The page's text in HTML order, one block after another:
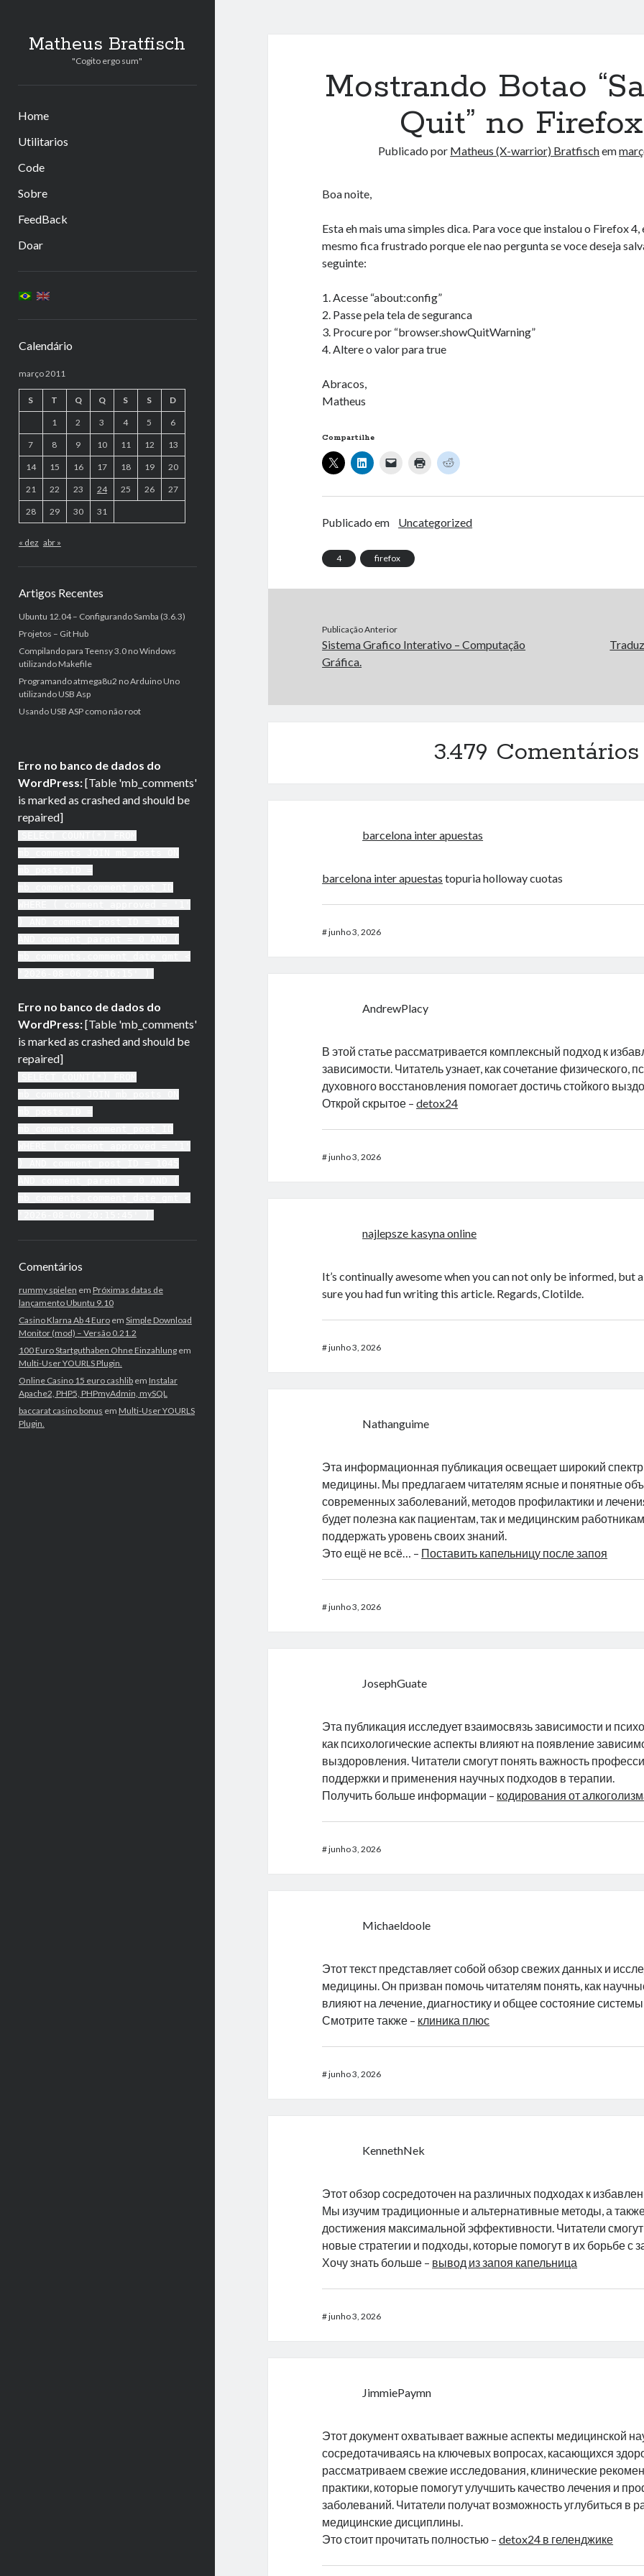
Matheus Bratfisch
"Cogito ergo sum"
Home
Utilitarios
Code
Sobre
FeedBack
Doar
Lateral
Calendário
março 2011
S T Q Q S S D
1 2 3 4 5 6
7 8 9 10 11 12 13
14 15 16 17 18 19 20
21 22 23 24 25 26 27
28 29 30 31
« dez abr »
Artigos Recentes
Ubuntu 12.04 – Configurando Samba (3.6.3)
Projetos – Git Hub
Compilando para Teensy 3.0 no Windows
utilizando Makefile
Programando atmega8u2 no Arduino Uno
utilizando USB Asp
Usando USB ASP como não root
Erro no banco de dados do
WordPress:[Table 'mb_comments'
is marked as crashed and should be
repaired]
Erro no banco de dados do
WordPress:[Table 'mb_comments'
is marked as crashed and should be
repaired]
Comentários
rummy spielen em Próximas datas de
lançamento Ubuntu 9.10
Casino Klarna Ab 4 Euroem Simple Download
Monitor (mod) – Versão 0.21.2
100 Euro Startguthaben Ohne Einzahlungem
Multi-User YOURLS Plugin.
Online Casino 15 euro cashlibem Instalar
Apache2, PHP5, PHPmyAdmin, mySQL
baccarat casino bonus em Multi-User YOURLS
Plugin.
Mostrando Botao
Quit” no
Publicado por Matheus (X-warrior) Bratfischem
Boa noite,
Esta eh mais uma simples dica. Para voce que instalou o Firefox
mesmo fica frustrado porque ele nao pergunta se voce deseja
seguinte:
1. Acesse “about:config”
2. Passe pela tela de seguranca
3. Procure por “browser.showQuitWarning”
4. Altere o valor para true
Abracos,
Matheus
Compartilhe
Publicado em Uncategorized
4 firefox
Publicação Anterior
Sistema Grafico Interativo – Computação
Gráfica.
3.479 Comentários
barcelona inter apuestas
barcelona inter apuestas topuria holloway cuotas
#junho 3, 2026
AndrewPlacy
В этой статье рассматривается комплексный подход к
зависимости. Читатель узнает, как сочетание физического,
духовного восстановления помогает достичь стойкого
Открой скрытое –detox24
#junho 3, 2026
najlepsze kasyna online
It’s continually awesome when you can not only be informed, but
sure you had fun writing this article. Regards, Clotilde.
#junho 3, 2026
Nathanguime
Эта информационная публикация освещает широкий
медицины. Мы предлагаем читателям ясные и понятные
современных заболеваний, методов профилактики и
будет полезна как пациентам, так и медицинским
поддержать уровень своих знаний.
Это ещё не всё… – Поставить капельницу после запоя
#junho 3, 2026
JosephGuate
Эта публикация исследует взаимосвязь зависимости и
как психологические аспекты влияют на появление
выздоровления. Читатели смогут понять важность
поддержки и применения научных подходов в терапии.
Получить больше информации – кодирования от
#junho 3, 2026
Michaeldoole
Этот текст представляет собой обзор свежих данных и
медицины. Он призван помочь читателям понять, как
влияют на лечение, диагностику и общее состояние
Смотрите также – клиника плюс
#junho 3, 2026
KennethNek
Этот обзор сосредоточен на различных подходах к
Мы изучим традиционные и альтернативные методы, а
достижения максимальной эффективности. Читатели
новые стратегии и подходы, которые помогут в их борьбе с
Хочу знать больше – вывод из запоя капельница
#junho 3, 2026
JimmiePaymn
Этот документ охватывает важные аспекты медицинской
сосредотачиваясь на ключевых вопросах, касающихся
рассматриваем свежие исследования, клинические
практики, которые помогут улучшить качество лечения и
заболеваний. Читатели получат возможность углубиться в
медицинские дисциплины.
Это стоит прочитать полностью –detox24 в геленджике